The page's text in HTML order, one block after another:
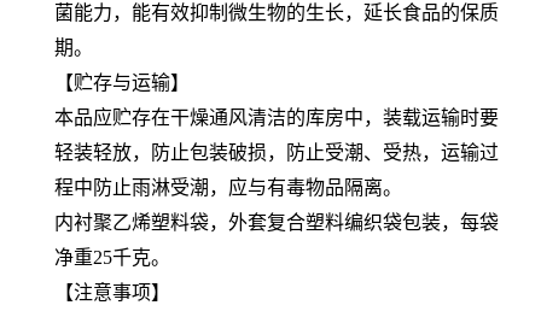
菌能力，能有效抑制微生物的生长，延长食品的保质
期。
【贮存与运输】
本品应贮存在干燥通风清洁的库房中，装载运输时要
轻装轻放，防止包装破损，防止受潮、受热，运输过
程中防止雨淋受潮，应与有毒物品隔离。
内衬聚乙烯塑料袋，外套复合塑料编织袋包装，每袋
净重25千克。
【注意事项】